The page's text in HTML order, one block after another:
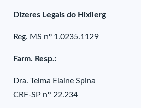
Dizeres Legais do Hixilerg
Reg. MS nº 1.0235.1129
Farm. Resp.:
Dra. Telma Elaine Spina
CRF-SP n° 22.234